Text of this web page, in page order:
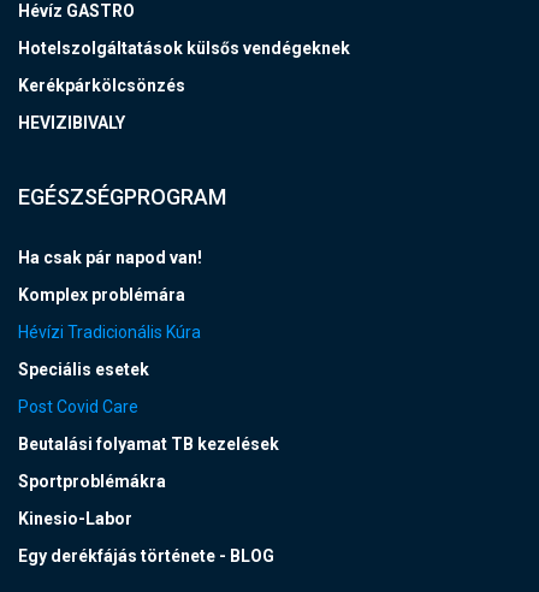
Hévíz GASTRO
Hotelszolgáltatások külsős vendégeknek
Kerékpárkölcsönzés
HEVIZIBIVALY
EGÉSZSÉGPROGRAM
Ha csak pár napod van!
Komplex problémára
Hévízi Tradicionális Kúra
Speciális esetek
Post Covid Care
Beutalási folyamat TB kezelések
Sportproblémákra
Kinesio-Labor
Egy derékfájás története - BLOG